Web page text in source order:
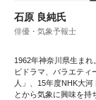
石原 良純氏
俳優・気象予報士
1962年神奈川県生ま
ビドラマ、バラエティ
人」、15年度NHK大
とから気象に興味を持